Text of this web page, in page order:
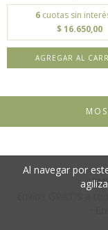
Al navegar por
6 cuotas sin
$ 16.650,00
•